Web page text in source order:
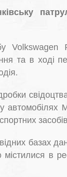
та в ході
автомобілях
базах
в